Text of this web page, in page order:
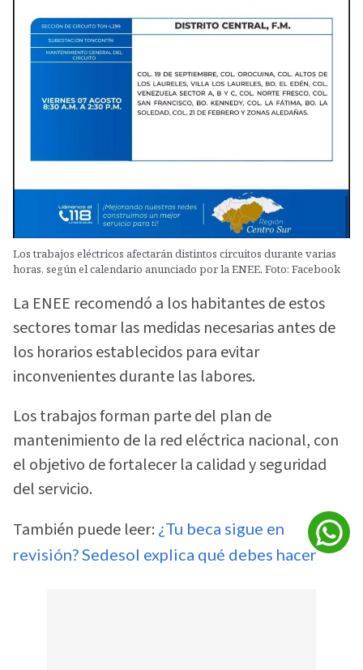
Los trabajos eléctricos afectarán distintos circuitos durante varias
horas, según el calendario anunciado por la ENEE. Foto: Facebook
La ENEE recomendó a los habitantes de estos
sectores tomar las medidas necesarias antes de
los horarios establecidos para evitar
inconvenientes durante las labores.
Los trabajos forman parte del plan de
mantenimiento de la red eléctrica nacional, con
el objetivo de fortalecer la calidad y seguridad
del servicio.
También puede leer: ¿Tu beca sigue en
revisión? Sedesol explica qué debes hacer